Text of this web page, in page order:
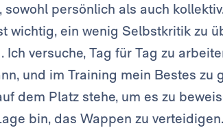
sowohl persönlich als auch
wichtig, ein wenig Selbstkritik zu
versuche, Tag für Tag zu
und im Training mein Bestes zu
dem Platz stehe, um es zu
bin, das Wappen zu